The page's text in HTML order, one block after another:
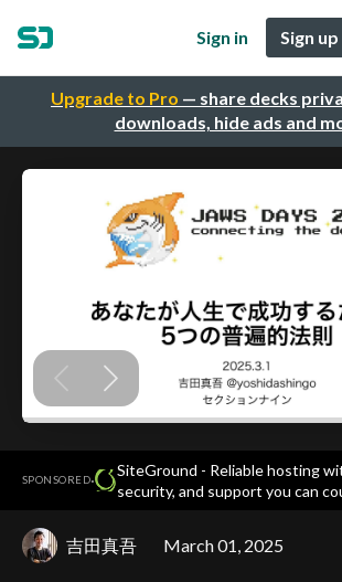
Upgrade to Pro — share decks
downloads, hide ads and
Sign in Sign
SPONSORED·
SiteGround - Reliable hosting
security, and support you can
吉田真吾 March 01, 2025